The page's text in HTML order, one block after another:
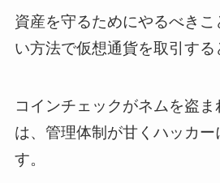
資産を守るためにやるべき
い方法で仮想通貨を取引する
コインチェックがネムを盗
は、管理体制が甘くハッカ
す。